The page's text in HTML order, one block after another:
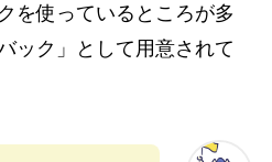
を使っているところが多
ック」として用意されて